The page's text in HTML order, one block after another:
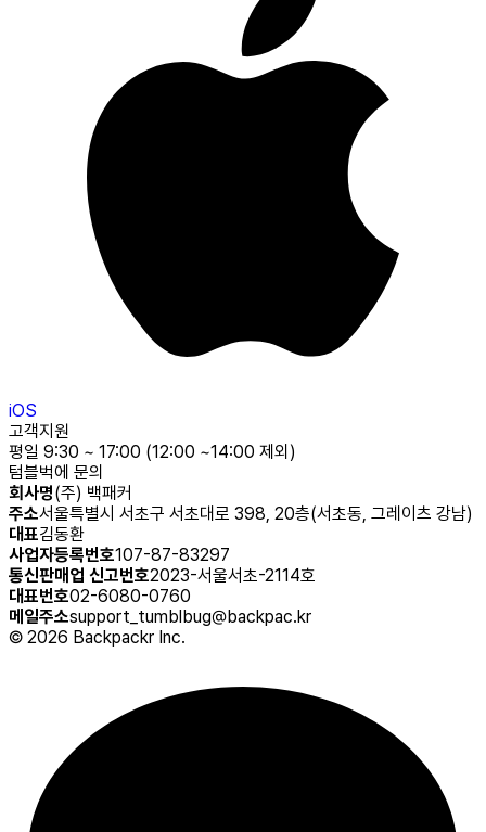
iOS
고객지원
평일 9:30 ~ 17:00 (12:00 ~14:00 제외)
텀블벅에 문의
회사명(주) 백패커
주소서울특별시 서초구 서초대로 398, 20층(서초동, 그레이츠 강남)
대표김동환
사업자등록번호107-87-83297
통신판매업 신고번호2023-서울서초-2114호
대표번호02-6080-0760
메일주소support_tumblbug@backpac.kr
© 2026 Backpackr Inc.